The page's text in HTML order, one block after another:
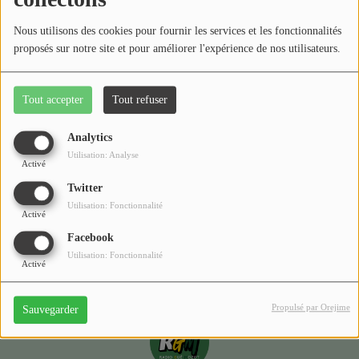
Nous utilisons des cookies pour fournir les services et les fonctionnalités
proposés sur notre site et pour améliorer l'expérience de nos utilisateurs.
Tout accepter Tout refuser
Analytics
Activé
Utilisation: Analyse
Twitter
Activé
Utilisation: Fonctionnalité
Facebook
Activé
Utilisation: Fonctionnalité
Sauvegarder Propulsé par Orejime
Médias
Podcasts
Photos
Dédicaces
Jeux Concours
Contact
Oups, vous avez
rencontré une erreur.